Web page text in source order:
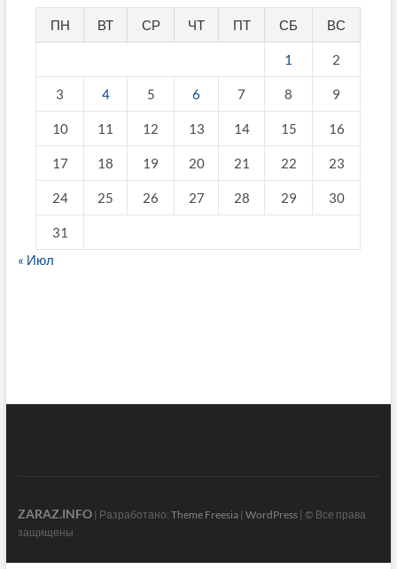
ПН ВТ СР ЧТ ПТ СБ ВС
1 2
3 4 5 6 7 8 9
10 11 12 13 14 15 16
17 18 19 20 21 22 23
24 25 26 27 28 29 30
31
« Июл
ZARAZ.INFO| Разработано: Theme Freesia| WordPress| © Все права
защищены